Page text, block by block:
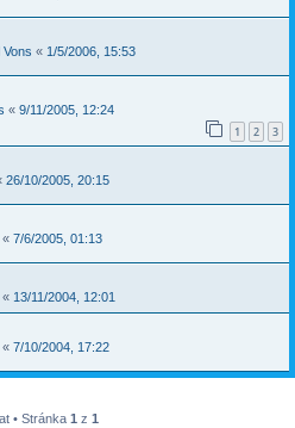
Vons « 1/5/2006, 15:53
« 9/11/2005, 12:24
1 2 3
26/10/2005, 20:15
« 7/6/2005, 01:13
« 13/11/2004, 12:01
« 7/10/2004, 17:22
• Stránka 1 z 1